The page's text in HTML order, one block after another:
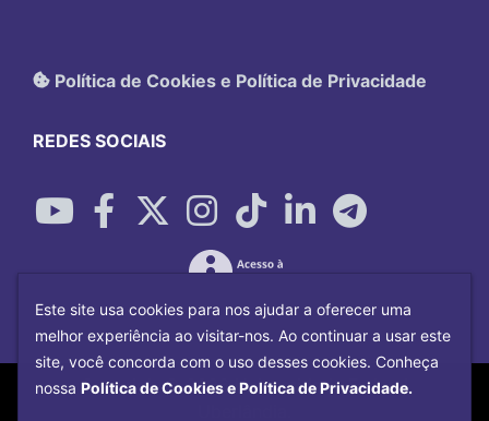
Política de Cookies e Política de Privacidade
REDES SOCIAIS
Copyright©2026Universidade Federal
Este site usa cookies para nos ajudar a oferecer uma
melhor experiência ao visitar-nos. Ao continuar a usar este
site, você concorda com o uso desses cookies. Conheça
nossa Política de Cookies e Política de Privacidade.